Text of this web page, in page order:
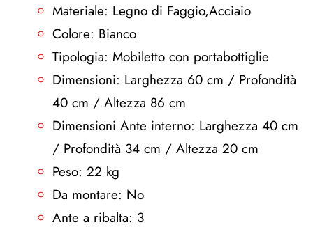
Materiale: Legno di Faggio,Acciaio
Colore: Bianco
Tipologia: Mobiletto con portabottiglie
Dimensioni: Larghezza 60 cm / Profondità
40 cm / Altezza 86 cm
Dimensioni Ante interno: Larghezza 40 cm
/ Profondità 34 cm / Altezza 20 cm
Peso: 22 kg
Da montare: No
Ante a ribalta: 3